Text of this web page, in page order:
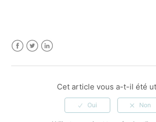
Cet article vous a-t-il été